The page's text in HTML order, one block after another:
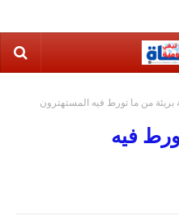
بريئة من ما تورط فيه المستهترون
فيه